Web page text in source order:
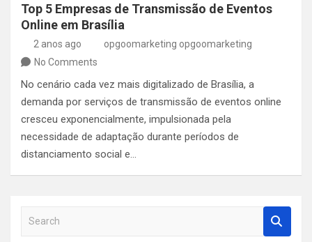
Top 5 Empresas de Transmissão de Eventos
Online em Brasília
2 anos ago
opgoomarketing opgoomarketing
No Comments
No cenário cada vez mais digitalizado de Brasília, a
demanda por serviços de transmissão de eventos online
cresceu exponencialmente, impulsionada pela
necessidade de adaptação durante períodos de
distanciamento social e…